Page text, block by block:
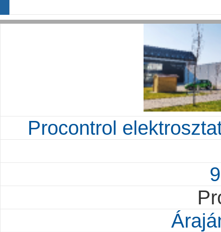
Procontrol